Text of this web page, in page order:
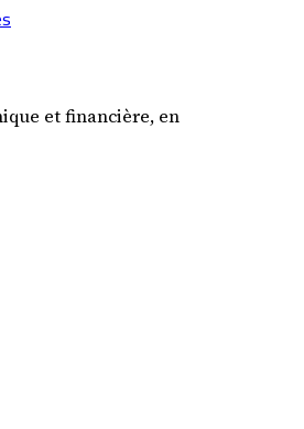
et financière, en